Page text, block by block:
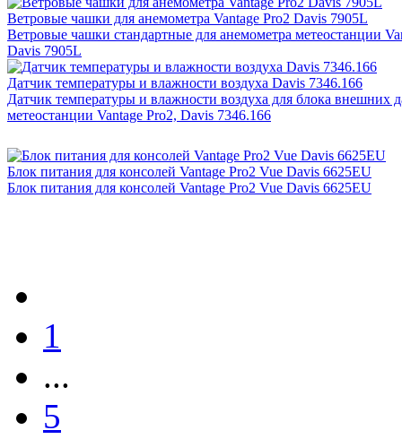
Ветровые чашки для анемометра Vantage Pro2 Davis 7905L
Ветровые чашки стандартные для анемометра метеостанции
Davis 7905L
Датчик температуры и влажности воздуха Davis 7346.166
Датчик температуры и влажности воздуха для блока внешних
метеостанции Vantage Pro2, Davis 7346.166
Блок питания для консолей Vantage Pro2 Vue Davis 6625EU
Блок питания для консолей Vantage Pro2 Vue Davis 6625EU
1
...
5